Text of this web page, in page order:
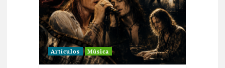
Artículos Música